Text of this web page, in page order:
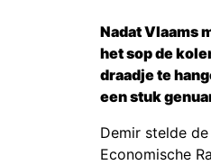
Nadat Vlaams
het sop de
draadje te
een stuk
Demir stelde
Economische